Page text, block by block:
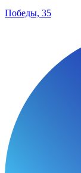
Победы, 35